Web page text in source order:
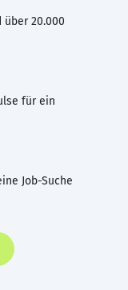
über 20.000
für ein
Job-Suche